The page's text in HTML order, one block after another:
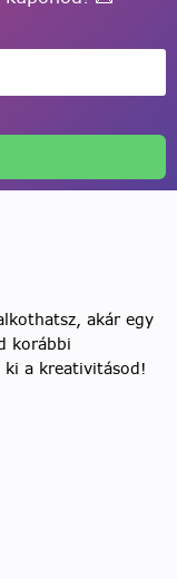
akár egy
korábbi
a kreativitásod!